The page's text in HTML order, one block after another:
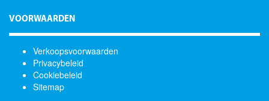
VOORWAARDEN
Verkoopsvoorwaarden
Privacybeleid
Cookiebeleid
Sitemap